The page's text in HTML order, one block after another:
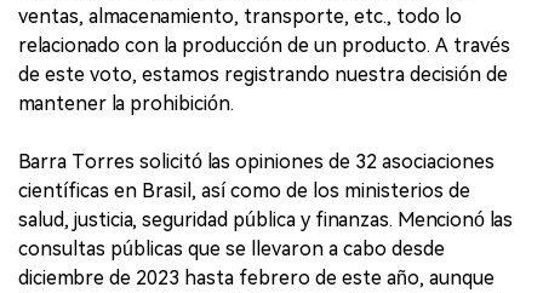
ventas, almacenamiento, transporte, etc., todo lo
relacionado con la producción de un producto. A través
de este voto, estamos registrando nuestra decisión de
mantener la prohibición.
Barra Torres solicitó las opiniones de 32 asociaciones
científicas en Brasil, así como de los ministerios de
salud, justicia, seguridad pública y finanzas. Mencionó las
consultas públicas que se llevaron a cabo desde
diciembre de 2023 hasta febrero de este año, aunque